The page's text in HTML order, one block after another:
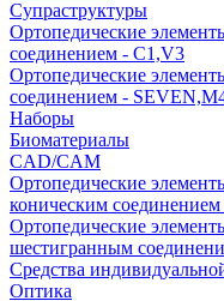
Супраструктуры
Ортопедические
соединением - C1,V3
Ортопедические
соединением -
Наборы
Биоматериалы
CAD/CAM
Ортопедические
коническим соединением
Ортопедические
шестигранным
Средства
Оптика